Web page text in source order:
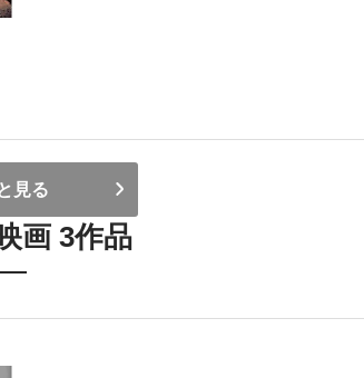
見る
画 3作品